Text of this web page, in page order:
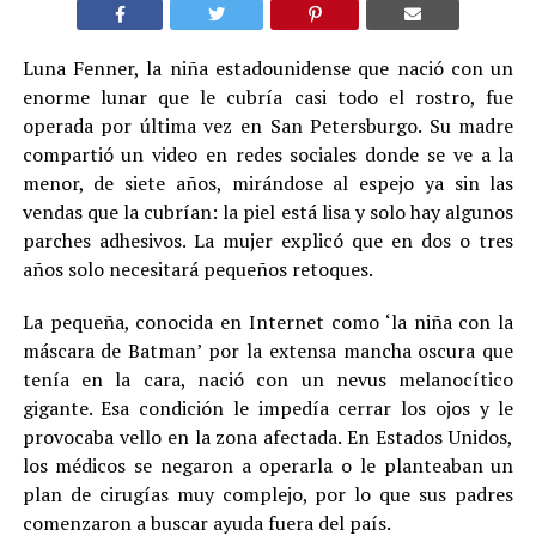
Luna Fenner, la niña estadounidense que nació con un
enorme lunar que le cubría casi todo el rostro, fue
operada por última vez en San Petersburgo. Su madre
compartió un video en redes sociales donde se ve a la
menor, de siete años, mirándose al espejo ya sin las
vendas que la cubrían: la piel está lisa y solo hay algunos
parches adhesivos. La mujer explicó que en dos o tres
años solo necesitará pequeños retoques.
La pequeña, conocida en Internet como ‘la niña con la
máscara de Batman’ por la extensa mancha oscura que
tenía en la cara, nació con un nevus melanocítico
gigante. Esa condición le impedía cerrar los ojos y le
provocaba vello en la zona afectada. En Estados Unidos,
los médicos se negaron a operarla o le planteaban un
plan de cirugías muy complejo, por lo que sus padres
comenzaron a buscar ayuda fuera del país.